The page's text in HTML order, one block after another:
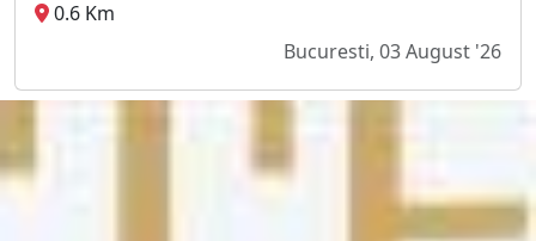
0.6 Km
Bucuresti, 03 August '26